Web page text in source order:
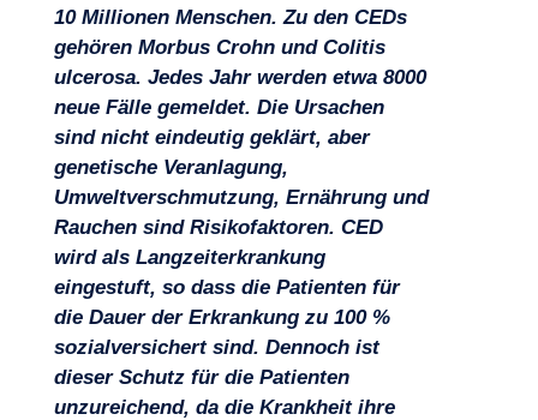
10 Millionen Menschen. Zu den CEDs
gehören Morbus Crohn und Colitis
ulcerosa. Jedes Jahr werden etwa 8000
neue Fälle gemeldet. Die Ursachen
sind nicht eindeutig geklärt, aber
genetische Veranlagung,
Umweltverschmutzung, Ernährung und
Rauchen sind Risikofaktoren. CED
wird als Langzeiterkrankung
eingestuft, so dass die Patienten für
die Dauer der Erkrankung zu 100 %
sozialversichert sind. Dennoch ist
dieser Schutz für die Patienten
unzureichend, da die Krankheit ihre